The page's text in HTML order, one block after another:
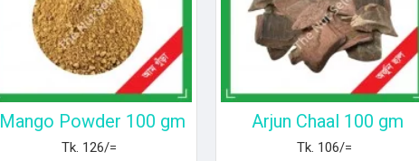
Mango Powder 100 gm
Tk. 126/=
Arjun Chaal 100 gm
Tk. 106/=